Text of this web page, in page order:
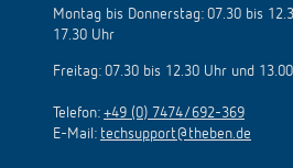
Montag bis Donnerstag: 07.30 bis
17.30 Uhr
Freitag: 07.30 bis 12.30 Uhr und
Telefon: +49 (0) 7474/692-369
E-Mail: techsupport@theben.de